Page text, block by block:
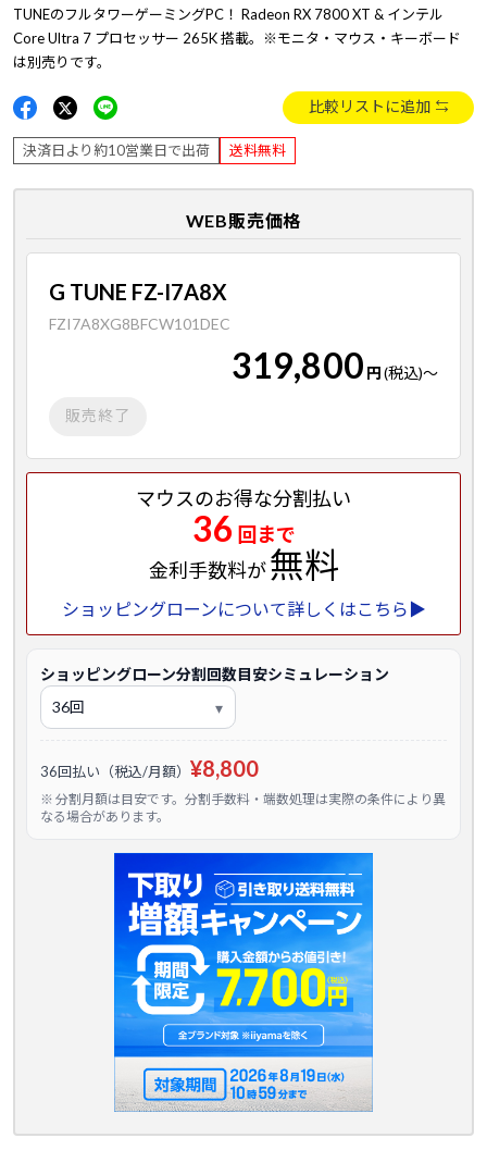
TUNEのフルタワーゲーミングPC！ Radeon RX 7800 XT & インテル
Core Ultra 7 プロセッサー 265K 搭載。※モニタ・マウス・キーボード
は別売りです。
比較リストに追加
決済日より約10営業日で出荷 送料無料
WEB販売価格
G TUNE FZ-I7A8X
FZI7A8XG8BFCW101DEC
319,800 円(税込)～
販売終了
マウスのお得な分割払い
36 回まで
金利手数料が無料
ショッピングローンについて詳しくはこちら▶
ショッピングローン分割回数目安シミュレーション
36回払い（税込/月額） ¥8,800
※ 分割月額は目安です。分割手数料・端数処理は実際の条件により異
なる場合があります。